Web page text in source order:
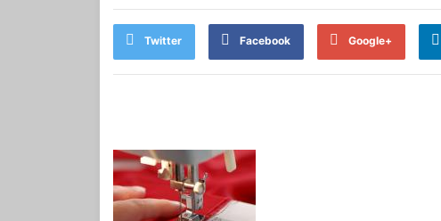
Twitter Facebook Google+